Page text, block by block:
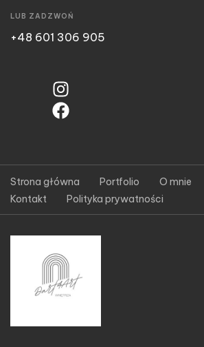
LUB ZADZWOŃ
+48 601 306 905
Strona główna Portfolio O mnie
Kontakt
Polityka prywatności